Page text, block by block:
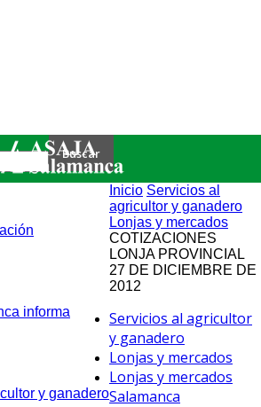
informa
y ganadero
Inicio Servicios al
agricultor y ganadero
Lonjas y mercados
COTIZACIONES
LONJA PROVINCIAL
27 DE DICIEMBRE DE
2012
Servicios al agricultor
y ganadero
Lonjas y mercados
Lonjas y mercados
Salamanca